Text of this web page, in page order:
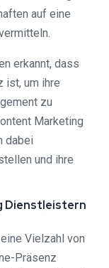
auf eine
erkannt, dass
ist, um ihre
zu
Marketing
dabei
und ihre
Dienstleistern
Vielzahl von
Präsenz